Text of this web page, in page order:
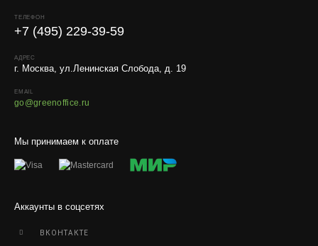
грунты.
Отправляем кашпо, горшки, инвентарь и
Мы принимаем к оплате
Аккаунты в соцсетях
ВКОНТАКТЕ
ТЕЛЕФОН
+7 (495) 229-39-59
АДРЕС
г. Москва, ул.Ленинская Слобода, д. 19
EMAIL
go@greenoffice.ru